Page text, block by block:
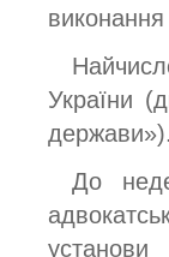
України
держави»).
До